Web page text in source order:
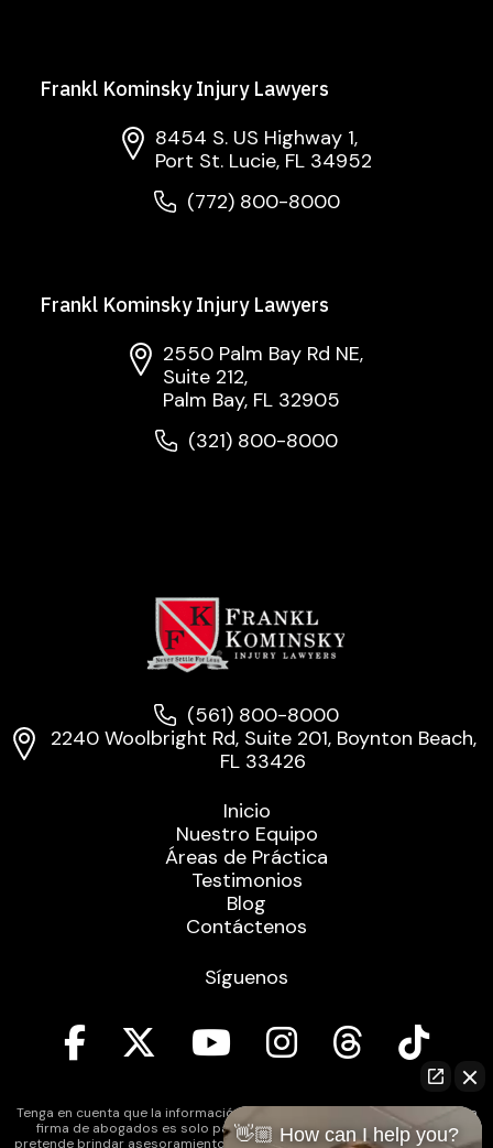
Frankl Kominsky Injury Lawyers
8454 S. US Highway 1,
Port St. Lucie, FL 34952
(772) 800-8000
Frankl Kominsky Injury Lawyers
2550 Palm Bay Rd NE,
Suite 212,
Palm Bay, FL 32905
(321) 800-8000
(561) 800-8000
2240 Woolbright Rd, Suite 201, Boynton Beach,
FL 33426
Inicio
Nuestro Equipo
Áreas de Práctica
Testimonios
Blog
Contáctenos
Síguenos
Tenga en cuenta que la información contenida en el sitio web de nuestra
firma de abogados es solo para fines informativos generales y no
pretende brindar asesoramiento legal. Además, la legislación de reforma
👋🏼 How can I help you?